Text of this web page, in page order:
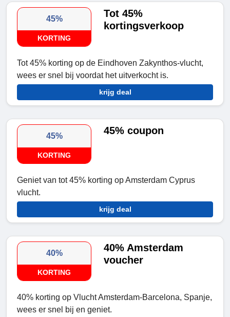
45%
KORTING
Tot 45%
kortingsverkoop
Tot 45% korting op de Eindhoven Zakynthos-vlucht,
wees er snel bij voordat het uitverkocht is.
krijg deal
45%
KORTING
45% coupon
Geniet van tot 45% korting op Amsterdam Cyprus
vlucht.
krijg deal
40%
KORTING
40% Amsterdam
voucher
40% korting op Vlucht Amsterdam-Barcelona, Spanje,
wees er snel bij en geniet.